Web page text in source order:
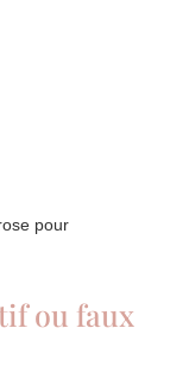
pour
ou faux